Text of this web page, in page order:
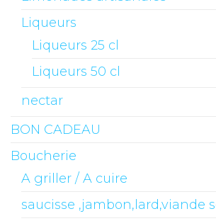
Liqueurs
Liqueurs 25 cl
Liqueurs 50 cl
nectar
BON CADEAU
Boucherie
A griller / A cuire
saucisse ,jambon,lard,viande